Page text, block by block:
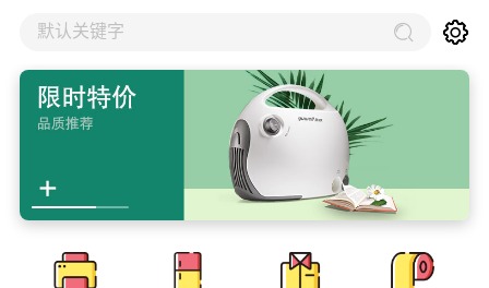
默认关键字